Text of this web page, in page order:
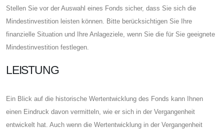
Stellen Sie vor der Auswahl eines Fonds sicher, dass Sie sich die
Mindestinvestition leisten können. Bitte berücksichtigen Sie Ihre
finanzielle Situation und Ihre Anlageziele, wenn Sie die für Sie geeignete
Mindestinvestition festlegen.
LEISTUNG
Ein Blick auf die historische Wertentwicklung des Fonds kann Ihnen
einen Eindruck davon vermitteln, wie er sich in der Vergangenheit
entwickelt hat. Auch wenn die Wertentwicklung in der Vergangenheit